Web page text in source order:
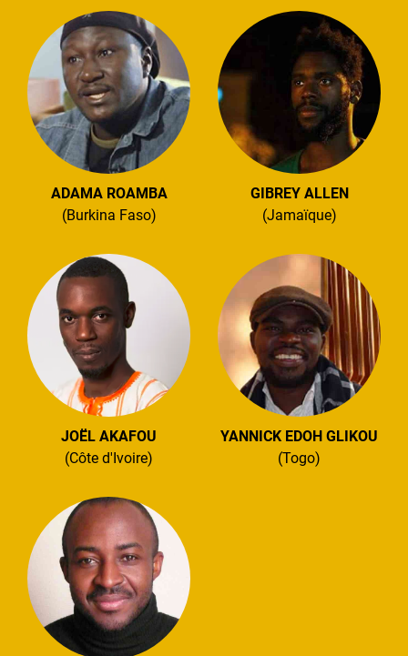
ADAMA ROAMBA
(Burkina Faso)
GIBREY ALLEN
(Jamaïque)
JOËL AKAFOU
(Côte d'Ivoire)
YANNICK EDOH GLIKOU
(Togo)